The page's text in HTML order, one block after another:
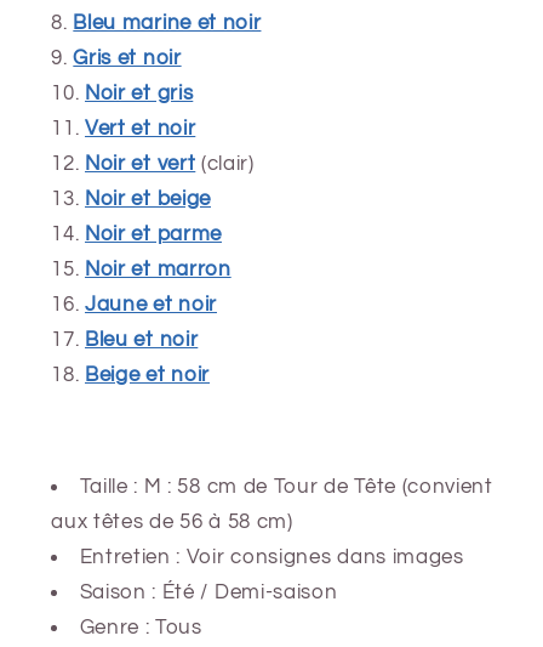
Bleu marine et noir
Gris et noir
Noir et gris
Vert et noir
Noir et vert (clair)
Noir et beige
Noir et parme
Noir et marron
Jaune et noir
Bleu et noir
Beige et noir
Taille : M : 58 cm de Tour de Tête (convient
aux têtes de 56 à 58 cm)
Entretien : Voir consignes dans images
Saison : Été / Demi-saison
Genre : Tous